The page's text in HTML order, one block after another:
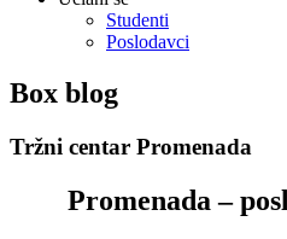
Studenti
Poslodavci
Box blog
Tržni centar Promenada
Promenada –